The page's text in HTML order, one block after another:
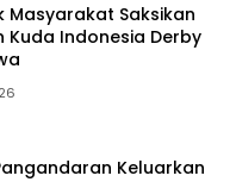
Masyarakat Saksikan
Kuda Indonesia Derby
Keluarkan